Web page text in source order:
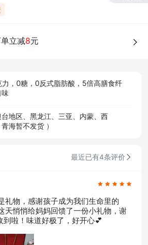
立减8元
，0糖，0反式脂肪酸，5倍高膳食纤
地区、黑龙江、三亚、内蒙、西
海暂不发货 ）
最近已有4条评价
礼物，感谢孩子成为我们生命里的
天悄悄给妈妈回馈了一份小礼物，谢
到啦！味道好极了，好开心💕